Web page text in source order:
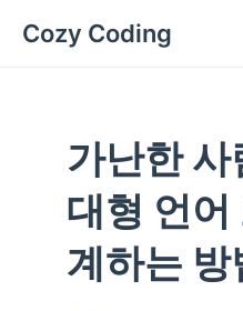
Cozy Coding
가난한
대형 언어
계하는 방